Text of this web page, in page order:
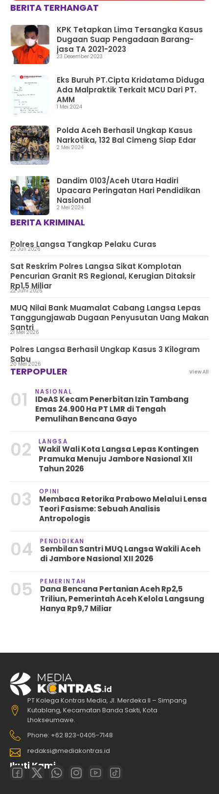
BERITA TERHANGAT
KPK Tetapkan Lima Tersangka Kasus
Dugaan Suap Pengadaan Barang-
jasa TA 2021-2023
23 Desember 2023
Eks Buruh PT.Cipta Kridatama Diduga
Ada Malpraktik Terkait MCU Dari PT.
AMM
1 Mei 2024
Polda Aceh Berhasil Ungkap Kasus
Narkotika, 132 Bal Cimeng Siap Edar
2 Mei 2024
Dandim 0103/Aceh Utara Hadiri
Upacara Peringatan Hari Pendidikan
Nasional
2 Mei 2024
BERITA KRIMINAL
Polres Langsa Tangkap Pelaku Curas
22 Juli 2026
Sat Reskrim Polres Langsa Sikat Komplotan
Pencurian Granit RS Regional, Kerugian Ditaksir
Rp1,5 Miliar
22 Juni 2026
MUQ Nilai Bank Muamalat Cabang Langsa Lepas
Tanggungjawab Dugaan Penyusutan Uang Makan
Santri
21 Mei 2026
Polres Langsa Berhasil Ungkap Kasus 3 Kilogram
Sabu20 Mei 2026
TERPOPULER View All
01 NASIONAL
IDeAS Kecam Penerbitan Izin Tambang
Emas 24.900 Ha PT LMR di Tengah
Pemulihan Bencana Gayo
02 LANGSA
Wakil Wali Kota Langsa Lepas Kontingen
Pramuka Menuju Jambore Nasional XII
Tahun 2026
03 OPINI
Membaca Retorika Prabowo Melalui Lensa
Teori Fasisme: Sebuah Analisis
Antropologis
04 PENDIDIKAN
Sembilan Santri MUQ Langsa Wakili Aceh
di Jambore Nasional XII 2026
05 PEMERINTAH
Dana Bencana Pertanian Aceh Rp2,5
Triliun, Pemerintah Aceh Kelola Langsung
Hanya Rp9,7 Miliar
PT Kolega Kontras Media, Jl. Merdeka II – Simpang
Kutablang, Kecamatan Banda Sakti, Kota
Lhokseumawe.
Phone: +62 823-0405-7148
redaksi@mediakontras.id
Ikuti Kami